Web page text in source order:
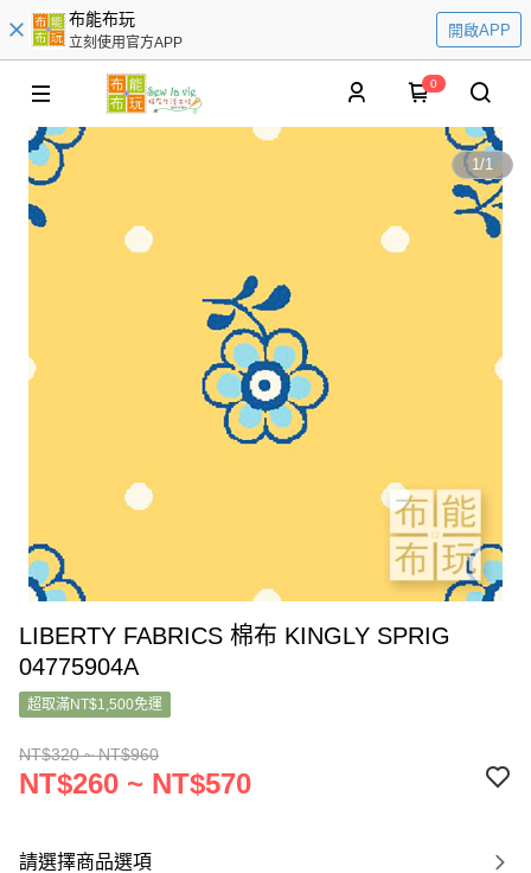
布能布玩
立刻使用官方APP
開啟APP
0
1/1
LIBERTY FABRICS 棉布 KINGLY SPRIG
04775904A
超取滿NT$1,500免運
NT$320 ~ NT$960
NT$260 ~ NT$570
請選擇商品選項